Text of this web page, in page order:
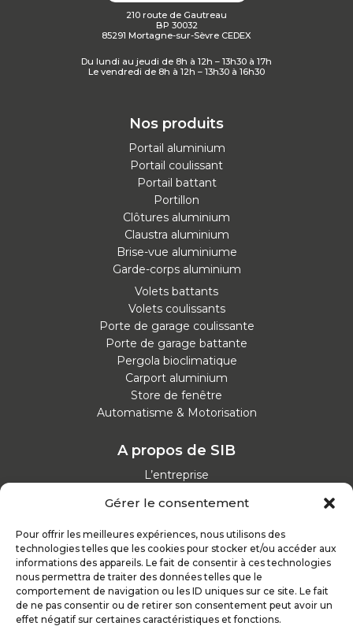
Gérer le consentement
Pour offrir les meilleures expériences, nous utilisons des
technologies telles que les cookies pour stocker et/ou accéder aux
informations des appareils. Le fait de consentir à ces technologies
nous permettra de traiter des données telles que le
comportement de navigation ou les ID uniques sur ce site. Le fait
de ne pas consentir ou de retirer son consentement peut avoir un
effet négatif sur certaines caractéristiques et fonctions.
210 route de Gautreau
BP 30032
85291 Mortagne-sur-Sèvre CEDEX
Du lundi au jeudi de 8h à 12h – 13h30 à 17h
Le vendredi de 8h à 12h – 13h30 à 16h30
Nos produits
Portail aluminium
Portail coulissant
Portail battant
Portillon
Clôtures aluminium
Claustra aluminium
Brise-vue aluminiume
Garde-corps aluminium
Volets battants
Volets coulissants
Porte de garage coulissante
Porte de garage battante
Pergola bioclimatique
Carport aluminium
Store de fenêtre
Automatisme & Motorisation
A propos de SIB
L’entreprise
Parcours d'achat
Nos garanties
Nos offres d’emploi
Actualités
Inspirez-vous
Nos conseils